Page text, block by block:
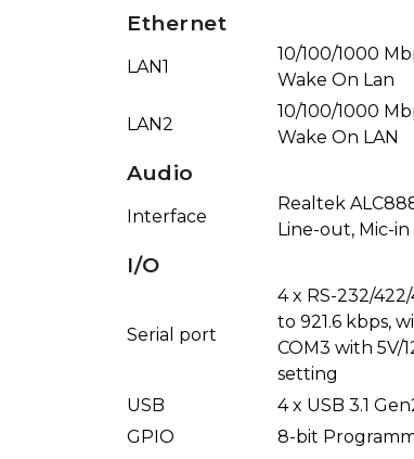
Ethernet
LAN1
10/100/1000
Wake On Lan
LAN2
10/100/1000
Wake On LAN
Audio
Interface
Realtek
Line-out, Mic-in
I/O
Serial port
4 x RS-232/
to 921.6 kbps,
COM3 with 5V/
setting
USB
4 x USB 3.1
GPIO
8-bit